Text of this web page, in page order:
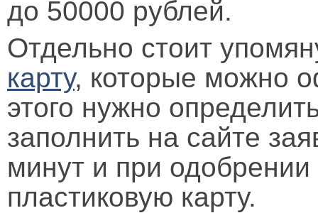
до 50000 рублей.
Отдельно стоит
карту, которые можно
этого нужно
заполнить на сайте
минут и при одобрении
пластиковую карту.